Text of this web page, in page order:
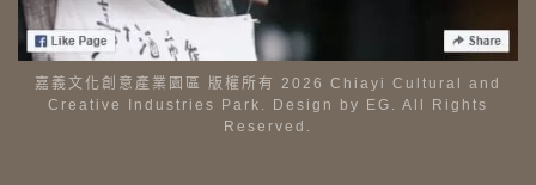
嘉義文化創意產業園區 版權所有 2026 Chiayi Cultural and
Creative Industries Park. Design by
EG . All Rights
Reserved.